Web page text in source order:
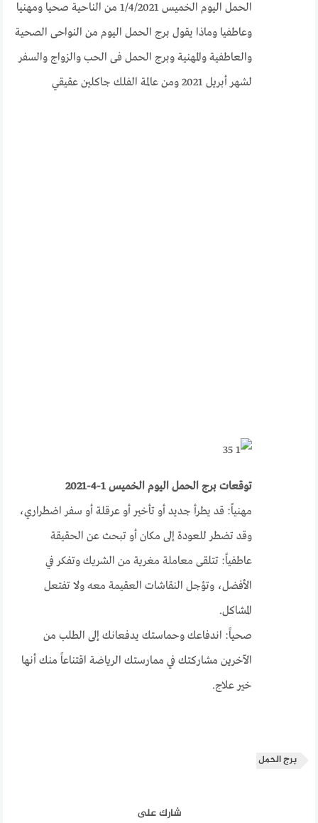
الحمل اليوم الخميس 1/4/2021 من الناحية صحيا ومهنيا
وعاطفيا وماذا يقول برج الحمل اليوم من النواحى الصحية
والعاطفية والمهنية وبرج الحمل فى الحب والزواج والسفر
لشهر أبريل 2021 ومن عالمة الفلك جاكلين عقيقي
توقعات برج الحمل اليوم الخميس 1-4-2021
مهنياً: قد يطرأ جديد أو تأخير أو عرقلة أو سفر اضطراري،
وقد تضطر للعودة إلى مكان أو تبحث عن الحقيقة
عاطفياً: تتلقى معاملة مغرية من الشريك وتفكر في
الأفضل، وتؤجل النقاشات العقيمة معه ولا تفتعل
المشاكل.
صحياً: اندفاعك وحماستك يدفعانك إلى الطلب من
الآخرين مشاركتك في ممارستك الرياضة اقتناعاً منك أنها
خير علاج.
برج الحمل
شارك على